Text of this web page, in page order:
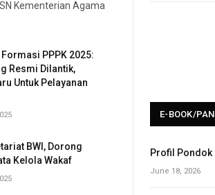
Kementerian Agama
PPPK 2025:
Resmi Dilantik,
Untuk Pelayanan
BWI, Dorong
Kelola Wakaf
E-BOOK/
Profil Pondok
June 18, 2026